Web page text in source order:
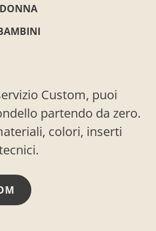
DONNA
Custom, puoi
partendo da zero.
colori, inserti